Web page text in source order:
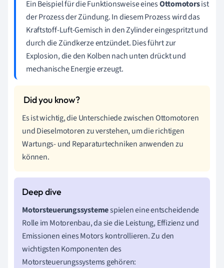
Ein Beispiel für die Funktionsweise einesOttomotorsist
der Prozess der Zündung. In diesem Prozess wird das
Kraftstoff-Luft-Gemisch in den Zylinder eingespritzt und
durch die Zündkerze entzündet. Dies führt zur
Explosion, die den Kolben nach unten drückt und
mechanische Energie erzeugt.
Es ist wichtig, die Unterschiede zwischen Ottomotoren
und Dieselmotoren zu verstehen, um die richtigen
Wartungs- und Reparaturtechniken anwenden zu
können.
Motorsteuerungssystemespielen eine entscheidende
Rolle im Motorenbau, da sie die Leistung, Effizienz und
Emissionen eines Motors kontrollieren. Zu den
wichtigsten Komponenten des
Motorsteuerungssystems gehören: